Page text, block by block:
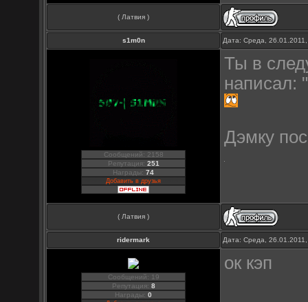
( Латвия )
s1m0n Дата: Среда,
Сообщений: 2158
Репутация: 251
Награды:74
Добавить в друзья
Ты в
написал:
Дэмку
( Латвия )
ridermark Дата: Среда,
Сообщений: 19
Репутация: 8
Награды:0
ок кэп